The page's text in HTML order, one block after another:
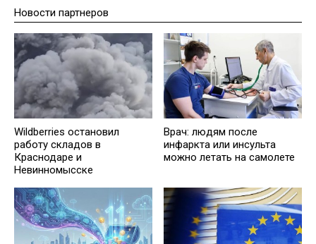
Новости партнеров
Wildberries остановил
работу складов в
Краснодаре и
Невинномысске
Врач: людям после
инфаркта или инсульта
можно летать на самолете